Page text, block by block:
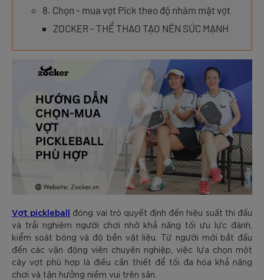
8. Chọn - mua vợt Pick theo độ nhám mặt vợt
ZOCKER - THỂ THAO TẠO NÊN SỨC MẠNH
Vợt pickleball đóng vai trò quyết định đến hiệu suất thi đấu
và trải nghiệm người chơi nhờ khả năng tối ưu lực đánh,
kiểm soát bóng và độ bền vật liệu. Từ người mới bắt đầu
đến các vận động viên chuyên nghiệp, việc lựa chọn một
cây vợt phù hợp là điều cần thiết để tối đa hóa khả năng
chơi và tận hưởng niềm vui trên sân.